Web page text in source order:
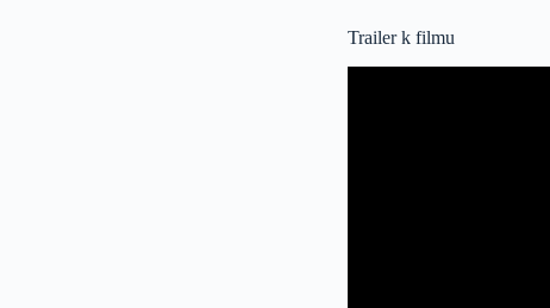
Trailer k filmu